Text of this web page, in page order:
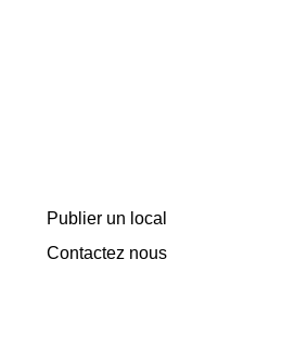
Publier un local
Contactez nous